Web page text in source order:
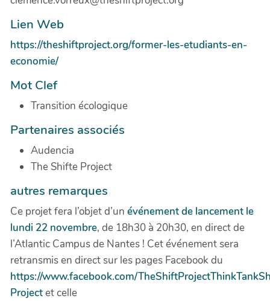
Lien Web
https://theshiftproject.org/former-les-etudiants-en-
economie/
Mot Clef
Transition écologique
Partenaires associés
Audencia
The Shifte Project
autres remarques
Ce projet fera l’objet d’un événement de lancement le
lundi 22 novembre, de 18h30 à 20h30, en direct de
l’Atlantic Campus de Nantes ! Cet événement sera
retransmis en direct sur les pages Facebook du
https://www.facebook.com/TheShiftProjectThinkTank
Projectet celle